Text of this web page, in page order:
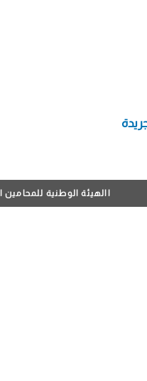
االهيئة الوطنية للمحامين الموريتانيين